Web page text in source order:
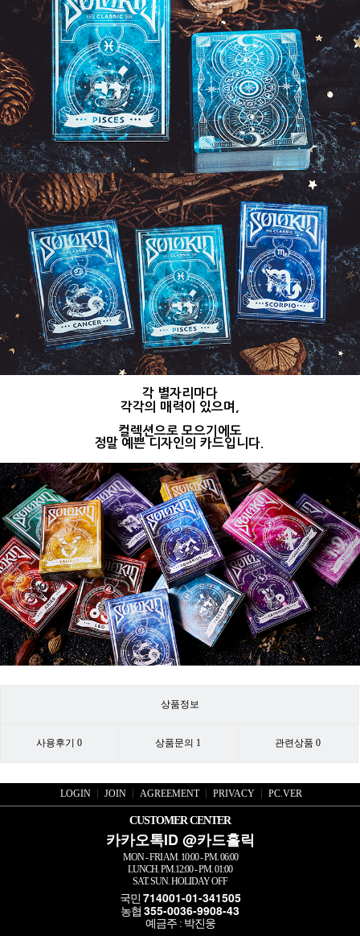
각 별자리마다
각각의 매력이 있으며,
컬렉션으로 모으기에도
정말 예쁜 디자인의 카드입니다.
상품정보
사용후기0 상품문의 1 관련상품0
LOGIN JOIN AGREEMENT PRIVACY PC.VER
CUSTOMER CENTER
카카오톡ID @카드홀릭
MON - FRI AM. 10:00 - PM. 06:00
LUNCH. PM.12:00 - PM. 01:00
SAT. SUN. HOLIDAY OFF
국민 714001-01-341505
농협 355-0036-9908-43
예금주 : 박진웅